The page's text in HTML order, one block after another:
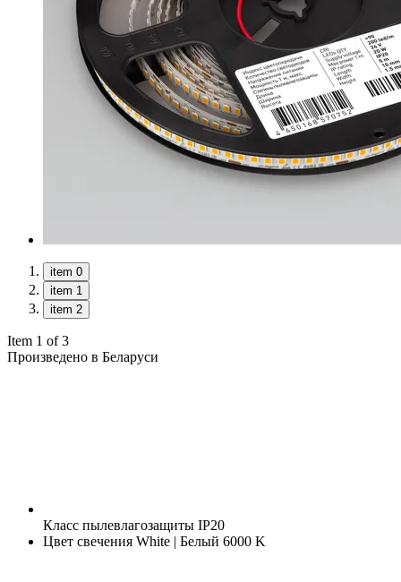
item 0
item 1
item 2
Item 1 of 3
Произведено в Беларуси
Класс пылевлагозащиты IP20
Цвет свечения White | Белый 6000 K